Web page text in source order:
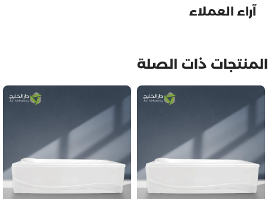
آراء العملاء
المنتجات ذات الصلة